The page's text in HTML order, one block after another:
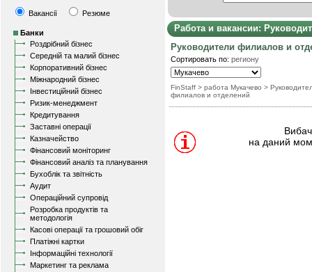
Вакансії Резюме
Банки
Роздрібний бізнес
Середній та малий бізнес
Корпоративний бізнес
Міжнародний бізнес
Інвестиційний бізнес
Ризик-менеджмент
Кредитування
Заставні операції
Казначейство
Фінансовий моніторинг
Фінансовий аналіз та планування
Бухоблік та звітність
Аудит
Операційний супровід
Розробка продуктів та
методологія
Касові операції та грошовий обіг
Платіжні картки
Інформаційні технології
Маркетинг та реклама
Работа и вакансии:
Руководители филиалов и
Сортировать по: региону
FinStaff > работа Мукачево >
филиалов и отделений
на даний